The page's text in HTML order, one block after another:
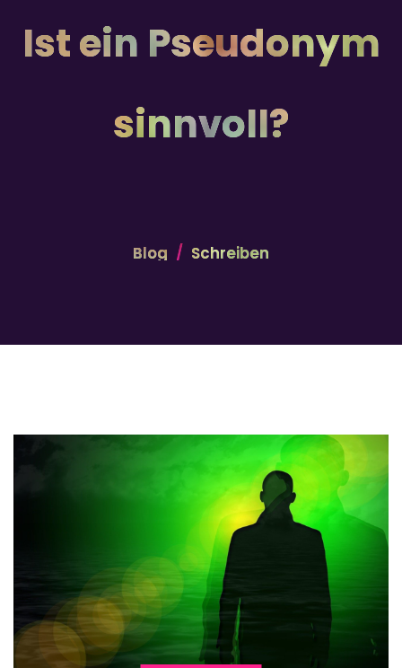
Ist ein Pseudonym
sinnvoll?
Blog Schreiben